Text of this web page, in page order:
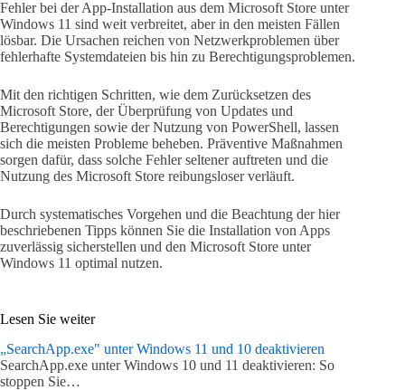
Fehler bei der App-Installation aus dem Microsoft Store unter
Windows 11 sind weit verbreitet, aber in den meisten Fällen
lösbar. Die Ursachen reichen von Netzwerkproblemen über
fehlerhafte Systemdateien bis hin zu Berechtigungsproblemen.
Mit den richtigen Schritten, wie dem Zurücksetzen des
Microsoft Store, der Überprüfung von Updates und
Berechtigungen sowie der Nutzung von PowerShell, lassen
sich die meisten Probleme beheben. Präventive Maßnahmen
sorgen dafür, dass solche Fehler seltener auftreten und die
Nutzung des Microsoft Store reibungsloser verläuft.
Durch systematisches Vorgehen und die Beachtung der hier
beschriebenen Tipps können Sie die Installation von Apps
zuverlässig sicherstellen und den Microsoft Store unter
Windows 11 optimal nutzen.
Lesen Sie weiter
„SearchApp.exe" unter Windows 11 und 10 deaktivieren
SearchApp.exe unter Windows 10 und 11 deaktivieren: So
stoppen Sie…